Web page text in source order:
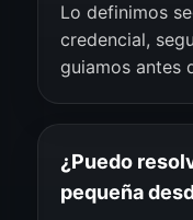
Lo definimos
credencial,
guiamos antes
¿Puedo
pequeña